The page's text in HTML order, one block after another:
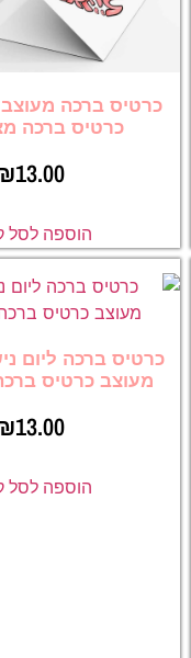
כרטיס ברכה מעוצב
כרטיס ברכה
13.00
הוספה לסל
כרטיס ברכה ליום
מעוצב כרטיס
13.00
הוספה לסל